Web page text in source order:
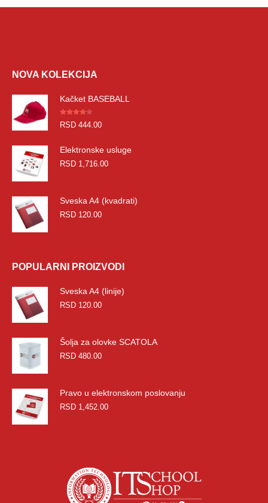
NOVA KOLEKCIJA
Kačket BASEBALL
Оцењено
4.00од 5
RSD 444.00
Elektronske usluge
RSD 1,716.00
Sveska A4 (kvadrati)
RSD 120.00
POPULARNI PROIZVODI
Sveska A4 (linije)
RSD 120.00
Šolja za olovke SCATOLA
RSD 480.00
Pravo u elektronskom poslovanju
RSD 1,452.00